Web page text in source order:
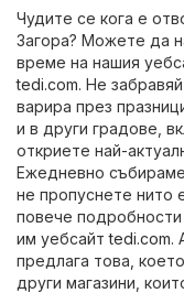
Чудите се кога е
Загора? Можете да
време на нашия
tedi.com. Не
варира през
и в други градове,
откриете най-
Ежедневно
не пропуснете нито
повече
им уебсайтtedi.com.
предлага това,
други магазини,